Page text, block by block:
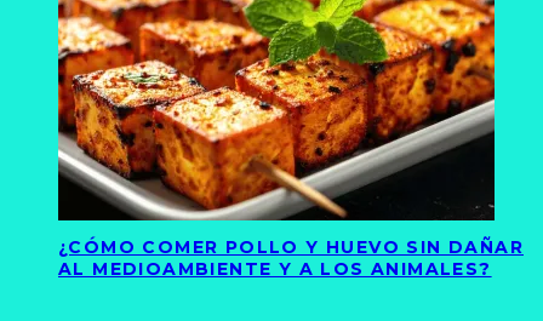
¿CÓMO COMER POLLO Y HUEVO SIN DAÑAR
AL MEDIOAMBIENTE Y A LOS ANIMALES?